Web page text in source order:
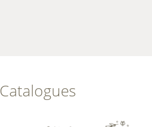
Catalogues